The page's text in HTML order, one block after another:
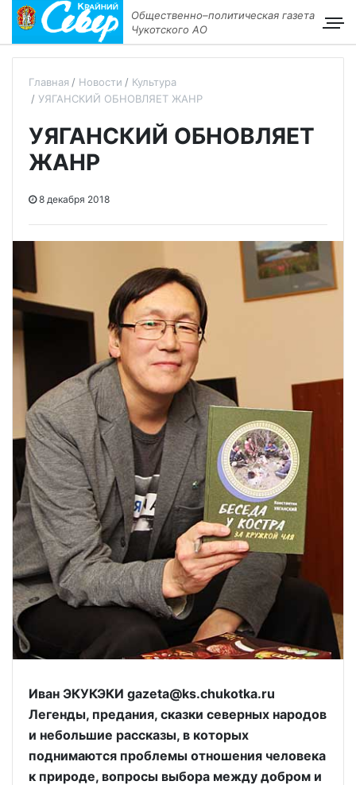
Общественно–политическая газета
Чукотского АО
Главная Новости
Культура
УЯГАНСКИЙ ОБНОВЛЯЕТ ЖАНР
УЯГАНСКИЙ ОБНОВЛЯЕТ
ЖАНР
8 декабря 2018
Иван ЭКУКЭКИ gazeta@ks.chukotka.ru
Легенды, предания, сказки северных народов
и небольшие рассказы, в которых
поднимаются проблемы отношения человека
к природе, вопросы выбора между добром и